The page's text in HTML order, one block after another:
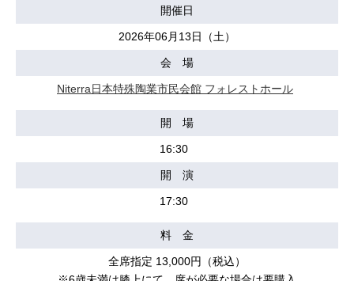
開催日
2026年06月13日（土）
会 場
Niterra日本特殊陶業市民会館 フォレストホール
開 場
16:30
開 演
17:30
料 金
全席指定 13,000円（税込）